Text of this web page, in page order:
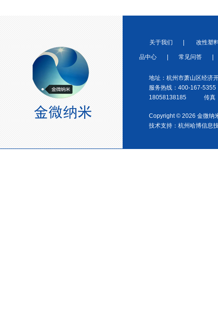
浙江省塑料协会会员
关于我们 改性塑
品中心 常见问答
地址：杭州市萧山区经济
服务热线：400-167-5355
18058138185 传真：
Copyright © 2026 金微纳
技术支持： 杭州哈博信息